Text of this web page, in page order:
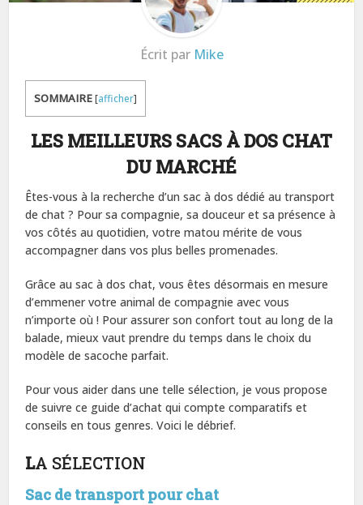
Écrit par Mike
SOMMAIRE[afficher]
LES MEILLEURS SACS À DOS CHAT
DU MARCHÉ
Êtes-vous à la recherche d’un sac à dos dédié au transport
de chat ? Pour sa compagnie, sa douceur et sa présence à
vos côtés au quotidien, votre matou mérite de vous
accompagner dans vos plus belles promenades.
Grâce au sac à dos chat, vous êtes désormais en mesure
d’emmener votre animal de compagnie avec vous
n’importe où ! Pour assurer son confort tout au long de la
balade, mieux vaut prendre du temps dans le choix du
modèle de sacoche parfait.
Pour vous aider dans une telle sélection, je vous propose
de suivre ce guide d’achat qui compte comparatifs et
conseils en tous genres. Voici le débrief.
LA SÉLECTION
Sac de transport pour chat